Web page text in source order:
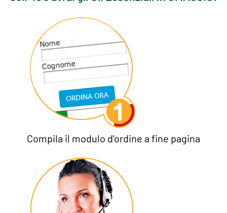
Compila il modulo d'ordine a fine pagina